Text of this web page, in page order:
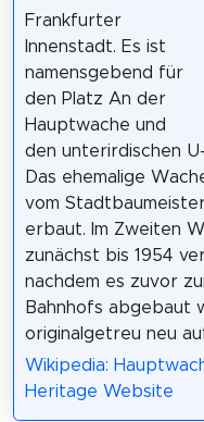
Frankfurter
Innenstadt. Es ist
namensgebend für
den Platz An der
Hauptwache und
den unterirdischen
Das ehemalige
vom
erbaut. Im Zweiten
zunächst bis 1954
nachdem es zuvor
Bahnhofs abgebaut
originalgetreu neu
Wikipedia:
Heritage Website